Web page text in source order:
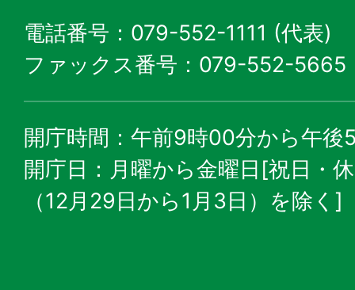
電話番号：079-552-1111 (代表)
ファックス番号：079-552-5665
開庁時間：午前9時00分から午後
開庁日：月曜から金曜日[祝日・
（12月29日から1月3日）を除く]